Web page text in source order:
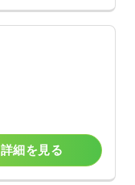
詳細を見る